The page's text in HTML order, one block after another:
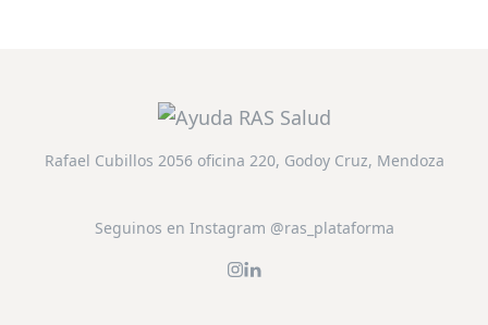
Rafael Cubillos 2056 oficina 220, Godoy Cruz, Mendoza
Seguinos en Instagram @ras_plataforma